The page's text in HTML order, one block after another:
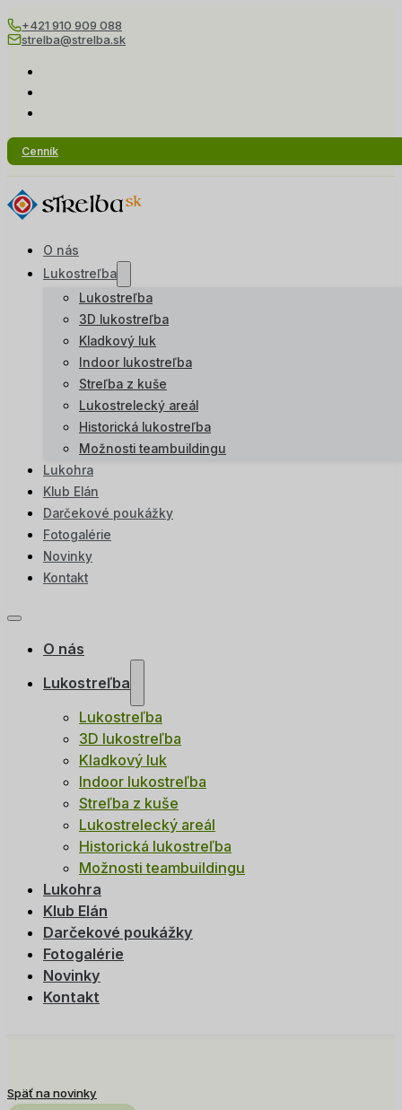
+421 910 909 088
strelba@strelba.sk
Cenník
O nás
Lukostreľba
Lukostreľba
3D lukostreľba
Kladkový luk
Indoor lukostreľba
Streľba z kuše
Lukostrelecký areál
Historická lukostreľba
Možnosti teambuildingu
Lukohra
Klub Elán
Darčekové poukážky
Fotogalérie
Novinky
Kontakt
O nás
Lukostreľba
Lukostreľba
3D lukostreľba
Kladkový luk
Indoor lukostreľba
Streľba z kuše
Lukostrelecký areál
Historická lukostreľba
Možnosti teambuildingu
Lukohra
Klub Elán
Darčekové poukážky
Fotogalérie
Novinky
Kontakt
Späť na novinky